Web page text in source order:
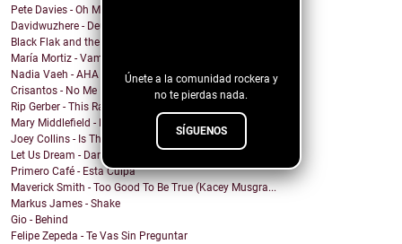
Únete a la comunidad rockera y
no te pierdas nada.
SÍGUENOS
Pete Davies - Oh My God
Davidwuzhere - Deuces
Black Flak and the Nightmare Fighters - Depthlight
María Mortiz - Vampiro
Nadia Vaeh - AHA
Crisantos - No Me Digas C****n
Rip Gerber - This Ranch Is My Church
Mary Middlefield - Bite Me
Joey Collins - Is This What We're Living For?
Let Us Dream - Darling
Primero Café - Esta Culpa
Maverick Smith - Too Good To Be True (Kacey Musgra...
Markus James - Shake
Gio - Behind
Felipe Zepeda - Te Vas Sin Preguntar